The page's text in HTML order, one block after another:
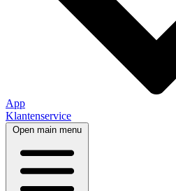
App
Klantenservice
Open main menu